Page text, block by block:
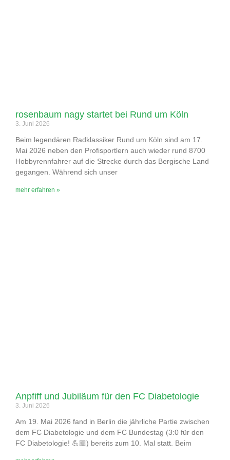
rosenbaum nagy startet bei Rund um Köln
3. Juni 2026
Beim legendären Radklassiker Rund um Köln sind am 17.
Mai 2026 neben den Profisportlern auch wieder rund 8700
Hobbyrennfahrer auf die Strecke durch das Bergische Land
gegangen. Während sich unser
mehr erfahren »
Anpfiff und Jubiläum für den FC Diabetologie
3. Juni 2026
Am 19. Mai 2026 fand in Berlin die jährliche Partie zwischen
dem FC Diabetologie und dem FC Bundestag (3:0 für den
FC Diabetologie! 💪🏼) bereits zum 10. Mal statt. Beim